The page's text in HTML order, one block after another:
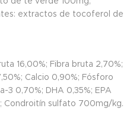
extractos de tocoferol de
16,00%; Fibra bruta 2,70%;
Calcio 0,90%; Fósforo
3 0,70%; DHA 0,35%; EPA
Condroitín sulfato 700mg/kg.